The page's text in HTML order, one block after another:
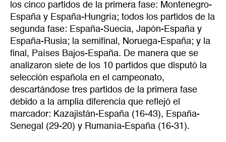
los cinco partidos de la primera fase: Montenegro-
España y España-Hungría; todos los partidos de la
segunda fase: España-Suecia, Japón-España y
España-Rusia; la semifinal, Noruega-España; y la
final, Países Bajos-España. De manera que se
analizaron siete de los 10 partidos que disputó la
selección española en el campeonato,
descartándose tres partidos de la primera fase
debido a la amplia diferencia que reflejó el
marcador: Kazajistán-España (16-43), España-
Senegal (29-20) y Rumanía-España (16-31).